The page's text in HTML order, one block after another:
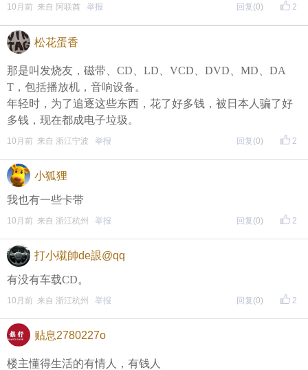
2
10月前 来自 阿联酋 举报 回复 (0)
松花蛋香
那是叫发烧友，磁带、CD、LD、VCD、DVD、MD、DA
T，包括播放机，音响设备。
年轻时，为了追逐这些东西，花了好多钱，被日本人骗了好
多钱，现在都成电子垃圾。
2
10月前 来自 浙江宁波 举报 回复 (0)
小狐狸
我也有一些卡带
2
10月前 来自 浙江杭州 举报 回复 (0)
打小殧帥de詪@qq
有没有车载CD。
2
10月前 来自 浙江杭州 举报 回复 (0)
贴息2780227o
楼主懂得生活的有情人，有钱人